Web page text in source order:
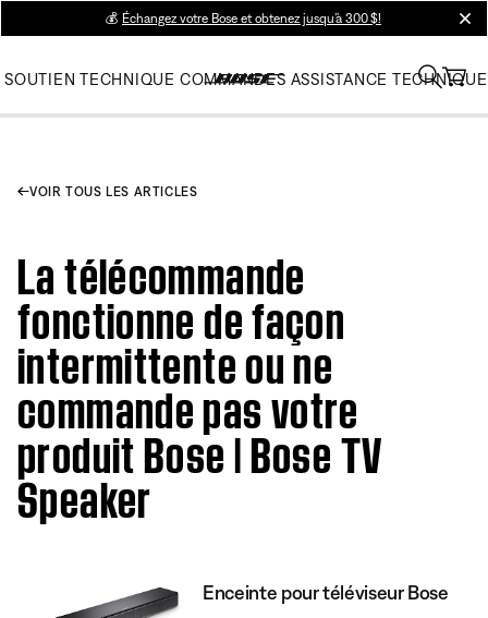
💰 Échangez votre Bose et obtenez jusqu’à 300 $!
SOUTIEN TECHNIQUE COMMANDES ASSISTANCE TECHNIQUE
VOIR TOUS LES ARTICLES
La télécommande
fonctionne de façon
intermittente ou ne
commande pas votre
produit Bose | Bose TV
Speaker
Enceinte pour téléviseur Bose